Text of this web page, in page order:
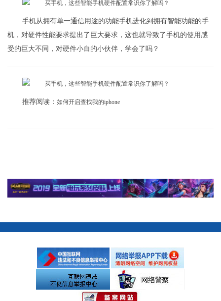
手机从拥有单一通信用途的功能手机进化到拥有智能功能的手
机，对硬件性能要求提出了巨大要求，这也就导致了手机的使用感
受的巨大不同，对硬件小白的小伙伴，学会了吗？
推荐阅读： 如何开启查找我的iphone